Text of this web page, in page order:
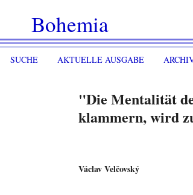
Bohemia
SUCHE AKTUELLE AUSGABE
"Die Mentalität
klammern, wird
Václav Velčovský